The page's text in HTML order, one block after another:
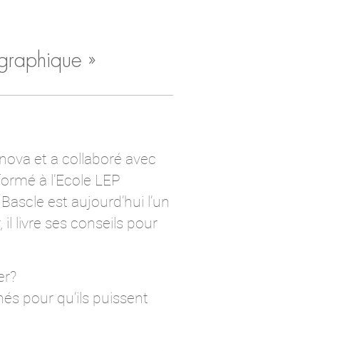
»
et a collaboré avec
à l’Ecole LEP
est aujourd’hui l’un
il livre ses conseils pour
pour qu’ils puissent